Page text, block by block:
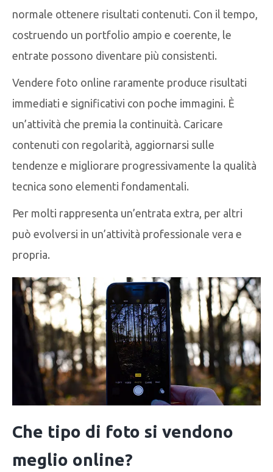
normale ottenere risultati contenuti. Con il tempo,
costruendo un portfolio ampio e coerente, le
entrate possono diventare più consistenti.
Vendere foto online raramente produce risultati
immediati e significativi con poche immagini. È
un’attività che premia la continuità. Caricare
contenuti con regolarità, aggiornarsi sulle
tendenze e migliorare progressivamente la qualità
tecnica sono elementi fondamentali.
Per molti rappresenta un’entrata extra, per altri
può evolversi in un’attività professionale vera e
propria.
Che tipo di foto si vendono
meglio online?